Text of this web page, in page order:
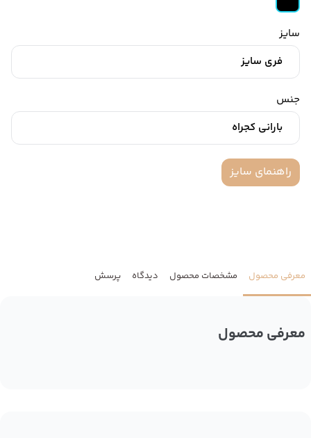
سایز
فری سایز
جنس
بارانی کجراه
راهنمای سایز
معرفی محصول مشخصات محصول دیدگاه پرسش
معرفی محصول